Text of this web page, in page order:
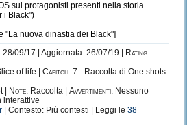
sui protagonisti presenti nella storia
i Black")
"La nuova dinastia dei Black"]
28/09/17 | Aggiornata: 26/07/19 |
Rating:
of life | Capitoli: 7 - Raccolta di One shots
|
Note: Raccolta | Avvertimenti: Nessuno
interattive
| Contesto: Più contesti | Leggi le 38